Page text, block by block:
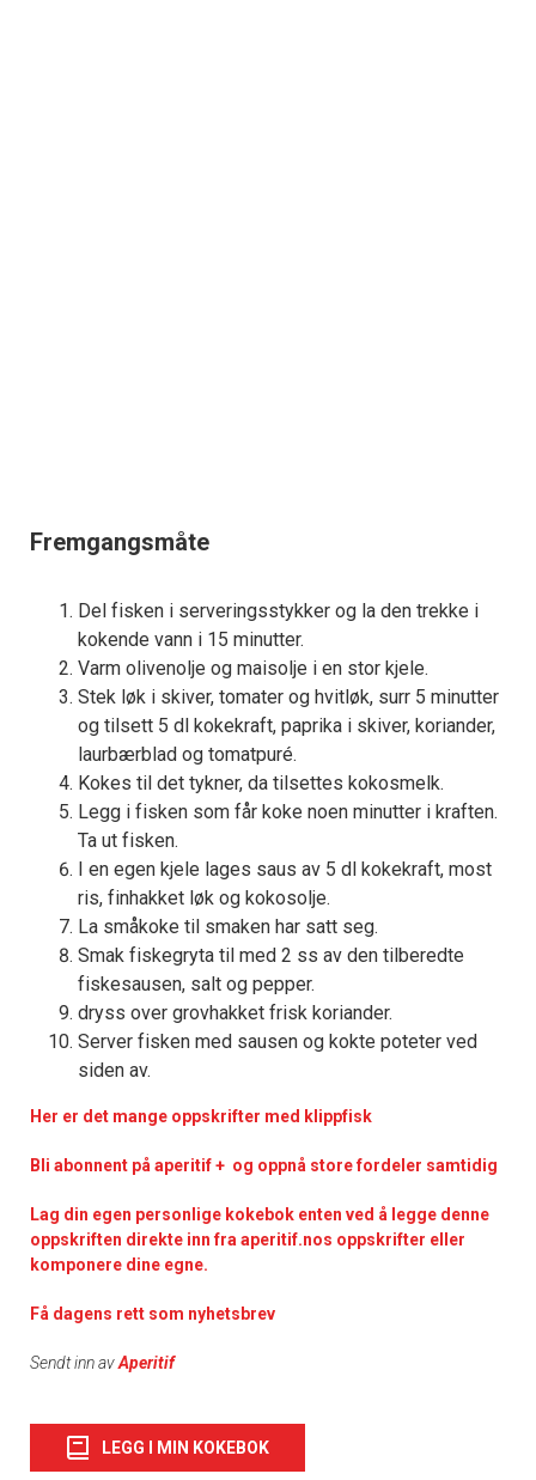
Fremgangsmåte
Del fisken i serveringsstykker og la den trekke i
kokende vann i 15 minutter.
Varm olivenolje og maisolje i en stor kjele.
Stek løk i skiver, tomater og hvitløk, surr 5 minutter
og tilsett 5 dl kokekraft, paprika i skiver, koriander,
laurbærblad og tomatpuré.
Kokes til det tykner, da tilsettes kokosmelk.
Legg i fisken som får koke noen minutter i kraften.
Ta ut fisken.
I en egen kjele lages saus av 5 dl kokekraft, most
ris, finhakket løk og kokosolje.
La småkoke til smaken har satt seg.
Smak fiskegryta til med 2 ss av den tilberedte
fiskesausen, salt og pepper.
dryss over grovhakket frisk koriander.
Server fisken med sausen og kokte poteter ved
siden av.
Her er det mange oppskrifter med klippfisk
Bli abonnent på aperitif + og oppnå store fordeler samtidig
Lag din egen personlige kokebok enten ved å legge denne
oppskriften direkte inn fra aperitif.nos oppskrifter eller
komponere dine egne.
Få dagens rett som nyhetsbrev
Sendt inn avAperitif
LEGG I MIN KOKEBOK